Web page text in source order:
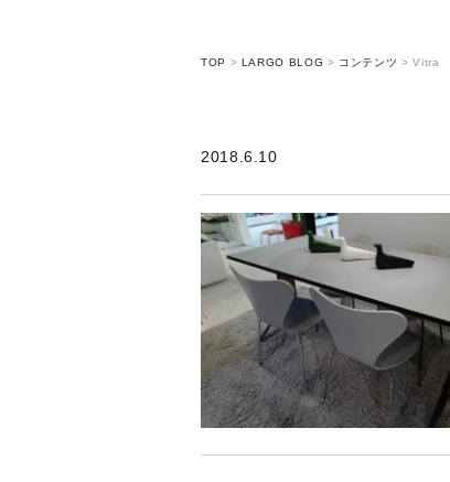
TOP > LARGO BLOG > コンテンツ >Vitra
2018.6.10